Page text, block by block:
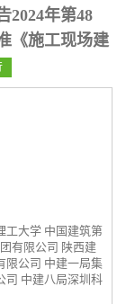
2024年第48
《施工现场建
工大学 中国建筑第
有限公司 陕西建
限公司 中建一局集
司 中建八局深圳科